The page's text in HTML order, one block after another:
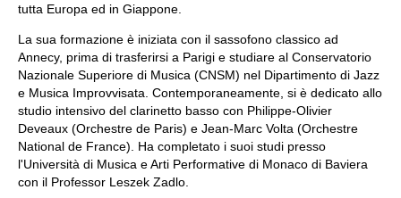
tutta Europa ed in Giappone.
La sua formazione è iniziata con il sassofono classico ad
Annecy, prima di trasferirsi a Parigi e studiare al Conservatorio
Nazionale Superiore di Musica (CNSM) nel Dipartimento di Jazz
e Musica Improvvisata. Contemporaneamente, si è dedicato allo
studio intensivo del clarinetto basso con Philippe-Olivier
Deveaux (Orchestre de Paris) e Jean-Marc Volta (Orchestre
National de France). Ha completato i suoi studi presso
l'Università di Musica e Arti Performative di Monaco di Baviera
con il Professor Leszek Zadlo.